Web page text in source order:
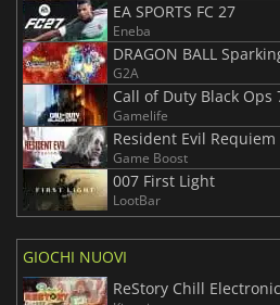
EA SPORTS FC 27
Eneba
G2A
Call of Duty Black Ops
Gamelife
Resident Evil Requiem
Game Boost
007 First Light
LootBar
GIOCHI NUOVI
ReStory Chill